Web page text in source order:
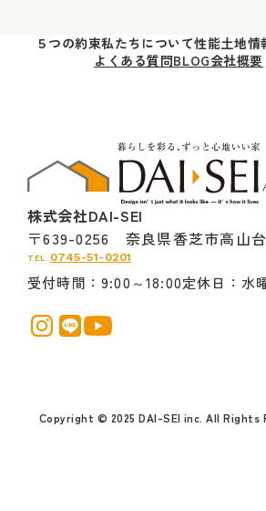
株式会社DAI-SEI
〒639-0256 奈良県香芝市高山台
TEL 0745-51-0201
受付時間 9:00～18:00定休日 水
５つの約束私たちについて性能土地情
よくある質問BLOG会社概要
Copyright © 2025 DAI-SEI inc. All Rights